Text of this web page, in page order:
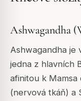
Ashwagandha
Ashwagandha je
jedna z hlavních
afinitou k Mamsa
(nervová tkáň) a